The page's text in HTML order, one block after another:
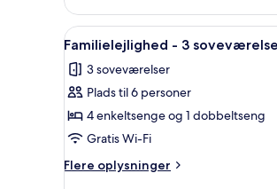
-
balkon
Indlæs
alle
billeder
af
Familielejlighed
-
3
soveværelser
En
4
Familielejlighed - 3
3 soveværelser
Plads til 6 personer
4 enkeltsenge og 1 dobbeltseng
Gratis Wi-Fi
Flere oplysninger
Flere